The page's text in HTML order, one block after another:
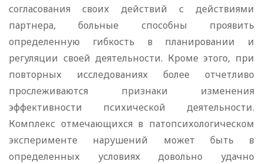
согласования своих действий с действиями
партнера, больные способны проявить
определенную гибкость в планировании и
регуляции своей деятельности. Кроме этого, при
повторных исследованиях более отчетливо
прослеживаются признаки изменения
эффективности психической деятельности.
Комплекс отмечающихся в патопсихологическом
эксперименте нарушений может быть в
определенных условиях довольно удачно